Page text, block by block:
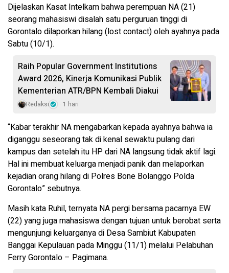
Dijelaskan Kasat Intelkam bahwa perempuan NA (21)
seorang mahasiswi disalah satu perguruan tinggi di
Gorontalo dilaporkan hilang (lost contact) oleh ayahnya pada
Sabtu (10/1).
Raih Popular Government Institutions
Award 2026, Kinerja Komunikasi Publik
Kementerian ATR/BPN Kembali Diakui
Redaksi 1 hari
“Kabar terakhir NA mengabarkan kepada ayahnya bahwa ia
diganggu seseorang tak di kenal sewaktu pulang dari
kampus dan setelah itu HP dari NA langsung tidak aktif lagi.
Hal ini membuat keluarga menjadi panik dan melaporkan
kejadian orang hilang di Polres Bone Bolanggo Polda
Gorontalo” sebutnya.
Masih kata Ruhil, ternyata NA pergi bersama pacarnya EW
(22) yang juga mahasiswa dengan tujuan untuk berobat serta
mengunjungi keluarganya di Desa Sambiut Kabupaten
Banggai Kepulauan pada Minggu (11/1) melalui Pelabuhan
Ferry Gorontalo – Pagimana.